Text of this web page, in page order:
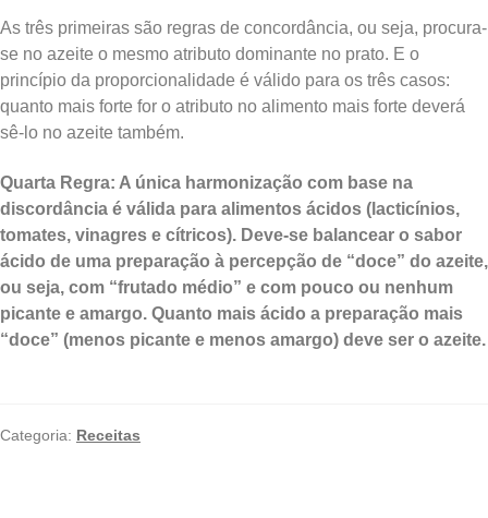
As três primeiras são regras de concordância, ou seja, procura-
se no azeite o mesmo atributo dominante no prato. E o
princípio da proporcionalidade é válido para os três casos:
quanto mais forte for o atributo no alimento mais forte deverá
sê-lo no azeite também.
Quarta Regra: A única harmonização com base na
discordância é válida para alimentos ácidos (lacticínios,
tomates, vinagres e cítricos). Deve-se balancear o sabor
ácido de uma preparação à percepção de “doce” do azeite,
ou seja, com “frutado médio” e com pouco ou nenhum
picante e amargo. Quanto mais ácido a preparação mais
“doce” (menos picante e menos amargo) deve ser o azeite.
Categoria: Receitas